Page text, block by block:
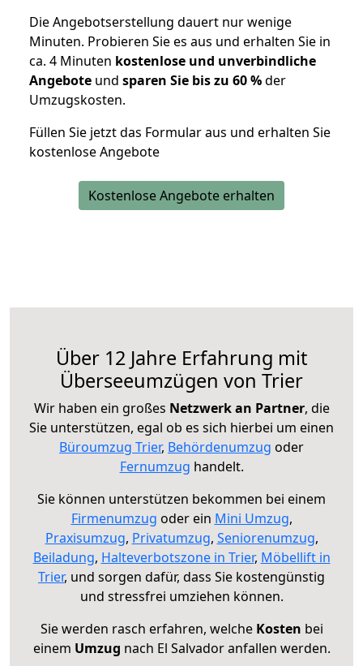
Die Angebotserstellung dauert nur wenige
Minuten. Probieren Sie es aus und erhalten Sie in
ca. 4 Minuten kostenlose und unverbindliche
Angebote und sparen Sie bis zu 60 %der
Umzugskosten.
Füllen Sie jetzt das Formular aus und erhalten Sie
kostenlose Angebote
Kostenlose Angebote erhalten
Über 12 Jahre Erfahrung mit
Überseeumzügen von Trier
Wir haben ein großes Netzwerk an Partner, die
Sie unterstützen, egal ob es sich hierbei um einen
Büroumzug Trier, Behördenumzug oder
Fernumzug handelt.
Sie können unterstützen bekommen bei einem
Firmenumzug oder ein Mini Umzug,
Praxisumzug, Privatumzug, Seniorenumzug,
Beiladung, Halteverbotszone in Trier, Möbellift in
Trier, und sorgen dafür, dass Sie kostengünstig
und stressfrei umziehen können.
Sie werden rasch erfahren, welche Kosten bei
einem Umzug nach El Salvador anfallen werden.